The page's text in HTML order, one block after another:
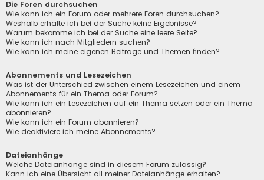
Die Foren durchsuchen
Wie kann ich ein Forum oder mehrere Foren durchsuchen?
Weshalb erhalte ich bei der Suche keine Ergebnisse?
Warum bekomme ich bei der Suche eine leere Seite?
Wie kann ich nach Mitgliedern suchen?
Wie kann ich meine eigenen Beiträge und Themen finden?
Abonnements und Lesezeichen
Was ist der Unterschied zwischen einem Lesezeichen und einem
Abonnements für ein Thema oder Forum?
Wie kann ich ein Lesezeichen auf ein Thema setzen oder ein Thema
abonnieren?
Wie kann ich ein Forum abonnieren?
Wie deaktiviere ich meine Abonnements?
Dateianhänge
Welche Dateianhänge sind in diesem Forum zulässig?
Kann ich eine Übersicht all meiner Dateianhänge erhalten?